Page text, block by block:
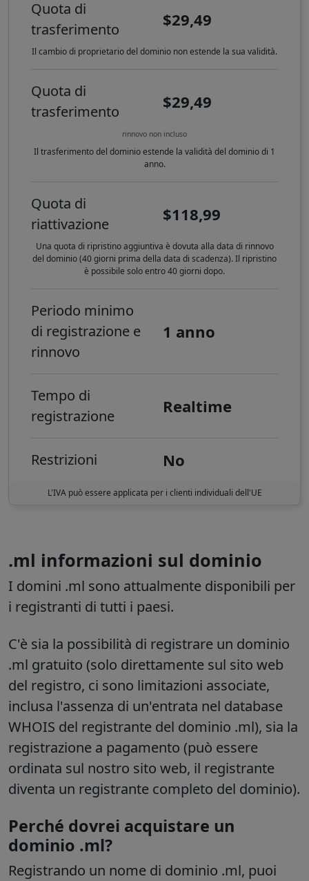
Quota di
trasferimento
$29,49
Il cambio di proprietario del dominio non estende la sua validità.
Quota di
trasferimento
$29,49
rinnovo non incluso
Il trasferimento del dominio estende la validità del dominio di 1
anno.
Quota di
riattivazione
$118,99
Una quota di ripristino aggiuntiva è dovuta alla data di rinnovo
del dominio (40 giorni prima della data di scadenza). Il ripristino
è possibile solo entro 40 giorni dopo.
Periodo minimo
di registrazione e
rinnovo
1 anno
Tempo di
registrazione
Realtime
Restrizioni No
L'IVA può essere applicata per i clienti individuali dell'UE
.ml informazioni sul dominio
I domini .ml sono attualmente disponibili per
i registranti di tutti i paesi.
C'è sia la possibilità di registrare un dominio
.ml gratuito (solo direttamente sul sito web
del registro, ci sono limitazioni associate,
inclusa l'assenza di un'entrata nel database
WHOIS del registrante del dominio .ml), sia la
registrazione a pagamento (può essere
ordinata sul nostro sito web, il registrante
diventa un registrante completo del dominio).
Perché dovrei acquistare un
dominio .ml?
Registrando un nome di dominio .ml, puoi